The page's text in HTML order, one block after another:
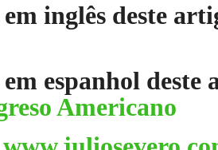
em inglês deste
em espanhol
Americano